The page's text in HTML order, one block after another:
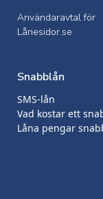
Användaravtal för
Lånesidor.se
Snabblån
SMS-lån
Vad kostar ett
Låna pengar